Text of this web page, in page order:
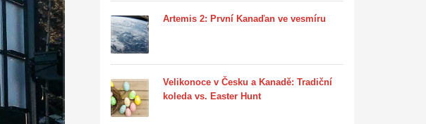
Artemis 2: První Kanaďan ve vesmíru
Velikonoce v Česku a Kanadě: Tradiční
koleda vs. Easter Hunt